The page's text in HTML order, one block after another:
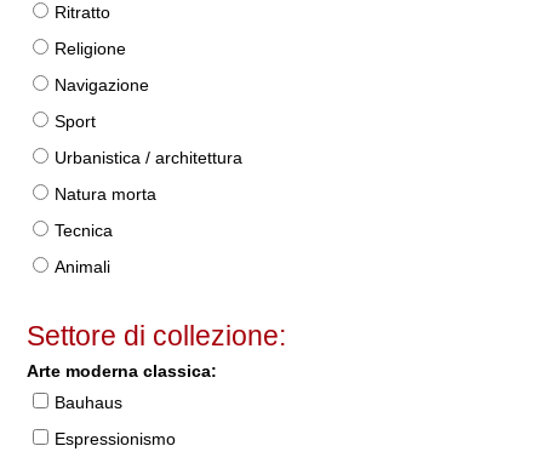
Ritratto
Religione
Navigazione
Sport
Urbanistica / architettura
Natura morta
Tecnica
Animali
Settore di collezione:
Arte moderna classica:
Bauhaus
Espressionismo